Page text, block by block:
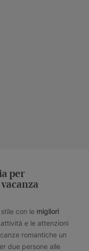
per
con le migliori
e le attenzioni
romantiche un
due persone alle